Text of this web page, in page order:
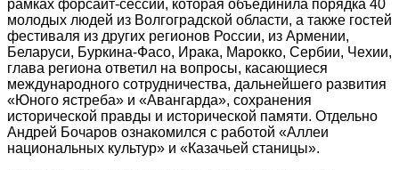
рамках форсайт-сессии, которая объединила порядка 40
молодых людей из Волгоградской области, а также гостей
фестиваля из других регионов России, из Армении,
Беларуси, Буркина-Фасо, Ирака, Марокко, Сербии, Чехии,
глава региона ответил на вопросы, касающиеся
международного сотрудничества, дальнейшего развития
«Юного ястреба» и «Авангарда», сохранения
исторической правды и исторической памяти. Отдельно
Андрей Бочаров ознакомился с работой «Аллеи
национальных культур» и «Казачьей станицы».